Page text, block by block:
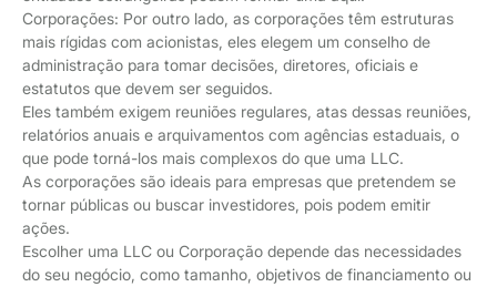
Corporações: Por outro lado, as corporações têm estruturas
mais rígidas com acionistas, eles elegem um conselho de
administração para tomar decisões, diretores, oficiais e
estatutos que devem ser seguidos.
Eles também exigem reuniões regulares, atas dessas reuniões,
relatórios anuais e arquivamentos com agências estaduais, o
que pode torná-los mais complexos do que uma LLC.
As corporações são ideais para empresas que pretendem se
tornar públicas ou buscar investidores, pois podem emitir
ações.
Escolher uma LLC ou Corporação depende das necessidades
do seu negócio, como tamanho, objetivos de financiamento ou